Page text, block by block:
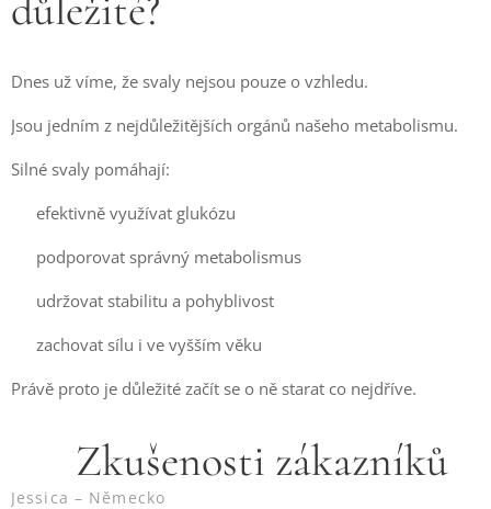
Dnes už víme, že svaly nejsou pouze o vzhledu.
Jsou jedním z nejdůležitějších orgánů našeho metabolismu.
Silné svaly pomáhají:
💚 efektivně využívat glukózu
💚 podporovat správný metabolismus
💚 udržovat stabilitu a pohyblivost
💚 zachovat sílu i ve vyšším věku
Právě proto je důležité začít se o ně starat co nejdříve.
⭐ Zkušenosti zákazníků
Jessica – Německo